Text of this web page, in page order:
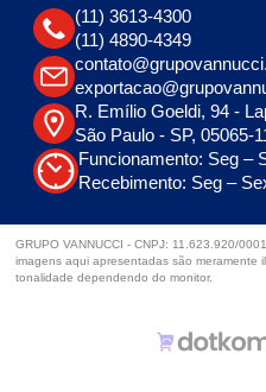
(11) 3613-4300
(11) 4890-4349
R. Emílio Goeldi, 94 -
São Paulo - SP, 05065-
Funcionamento: Seg –
Recebimento: Seg –
GRUPO VANNUCCI - CNPJ: 11.623.920/
imagens aqui apresentadas são meramente
tonalidade dependendo do monitor.